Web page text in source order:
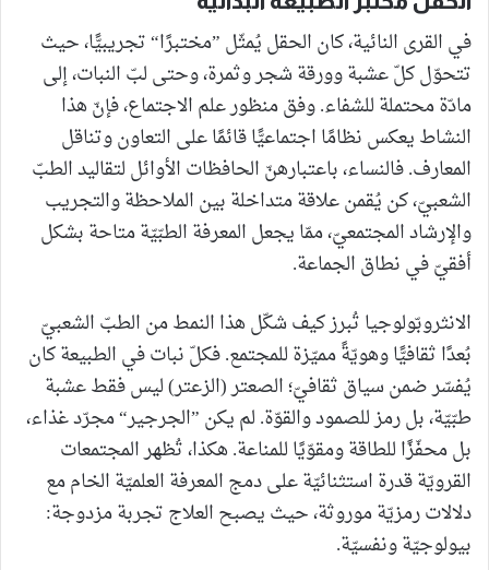
في القرى النائية، كان الحقل يُمثّل ”مختبرًا“ تجريبيًّا، حيث
تتحوّل كلّ عشبة وورقة شجر وثمرة، وحتى لبّ النبات، إلى
مادّة محتملة للشفاء. وفق منظور علم الاجتماع، فإنّ هذا
النشاط يعكس نظامًا اجتماعيًّا قائمًا على التعاون وتناقل
المعارف. فالنساء، باعتبارهنّ الحافظات الأوائل لتقاليد الطبّ
الشعبيّ، كن يُقمن علاقة متداخلة بين الملاحظة والتجريب
والإرشاد المجتمعيّ، ممّا يجعل المعرفة الطبّيّة متاحة بشكل
أفقيّ في نطاق الجماعة.
الانثروبّولوجيا تُبرز كيف شكّل هذا النمط من الطبّ الشعبيّ
بُعدًا ثقافيًّا وهويّةً مميّزة للمجتمع. فكلّ نبات في الطبيعة كان
يُفسّر ضمن سياق ثقافيّ؛ الصعتر (الزعتر) ليس فقط عشبة
طبّيّة، بل رمز للصمود والقوّة. لم يكن ”الجرجير“ مجرّد غذاء،
بل محفّزًا للطاقة ومقوّيًا للمناعة. هكذا، تُظهر المجتمعات
القرويّة قدرة استثنائيّة على دمج المعرفة العلميّة الخام مع
دلالات رمزيّة موروثة، حيث يصبح العلاج تجربة مزدوجة:
بيولوجيّة ونفسيّة.